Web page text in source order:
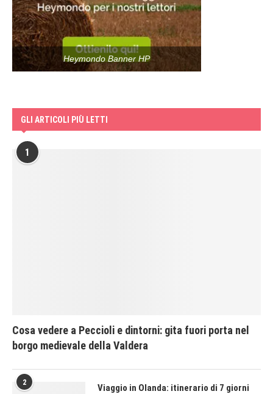
Heymondo Banner HP
GLI ARTICOLI PIÙ LETTI
1
Cosa vedere a Peccioli e dintorni: gita fuori porta nel
borgo medievale della Valdera
2
Viaggio in Olanda: itinerario di 7 giorni